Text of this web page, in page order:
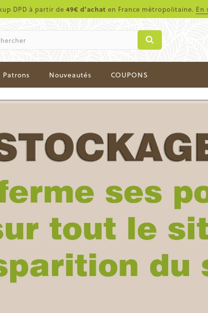
DPD à partir de 49€ d'achat en France métropolitaine. En
Nouveautés COUPONS